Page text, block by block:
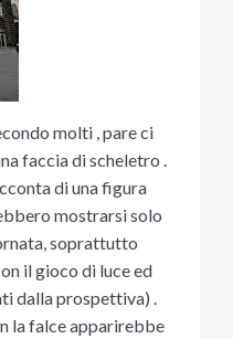
molti , pare ci
faccia di scheletro .
di una figura
mostrarsi solo
soprattutto
il gioco di luce ed
dalla prospettiva) .
la falce apparirebbe